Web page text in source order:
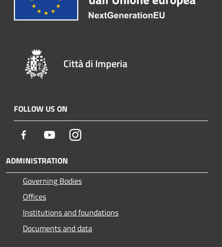
Città di Imperia
FOLLOW US ON
Facebook YoutubeInstagram
ADMINISTRATION
Governing Bodies
Offices
Institutions and foundations
Documents and data